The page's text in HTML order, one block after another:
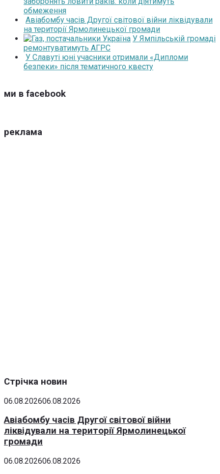
обмеження
Авіабомбу часів Другої світової війни ліквідували
на території Ярмолинецької громади
У Ямпільській громаді
ремонтуватимуть АГРС
У Славуті юні учасники отримали «Дипломи
безпеки» після тематичного квесту
ми в facebook
реклама
Стрічка новин
06.08.202606.08.2026
Авіабомбу часів Другої світової війни
ліквідували на території Ярмолинецької
громади
06.08.202606.08.2026